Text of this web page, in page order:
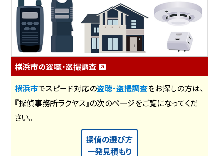
横浜市の盗聴・盗撮調査
横浜市でスピード対応の盗聴・盗撮調査をお探しの方は、
『探偵事務所ラクヤス』の次のページをご覧になってくだ
さい。
探偵の選び方
一発見積もり